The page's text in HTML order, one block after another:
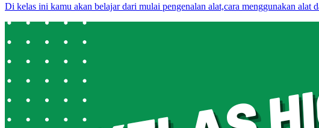
Di kelas ini kamu akan belajar dari mulai pengenalan alat,cara menggunakan alat